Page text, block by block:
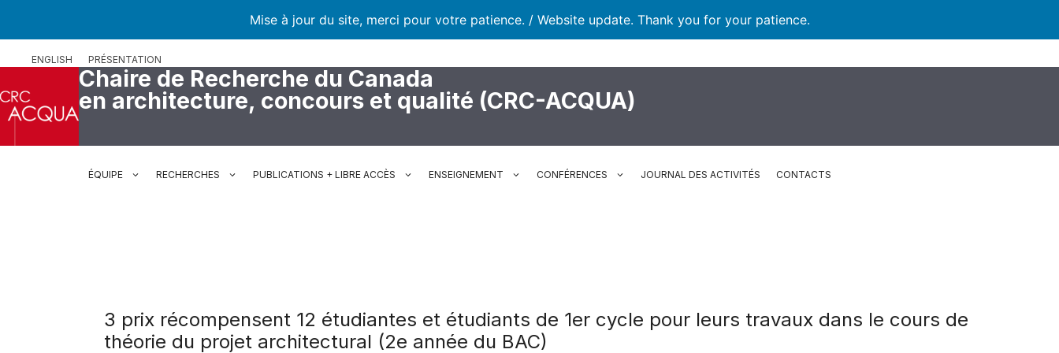
Mise à jour du site, merci pour votre patience. / Website update. Thank you for your patience.
ENGLISH PRÉSENTATION
Chaire de Recherche du Canada
en architecture, concours et qualité (CRC-ACQUA)
ÉQUIPE RECHERCHES PUBLICATIONS + LIBRE ACCÈS ENSEIGNEMENT CONFÉRENCES JOURNAL DES ACTIVITÉS CONTACTS
3 prix récompensent 12 étudiantes et étudiants de 1er cycle pour leurs travaux dans le cours de
théorie du projet architectural (2e année du BAC)